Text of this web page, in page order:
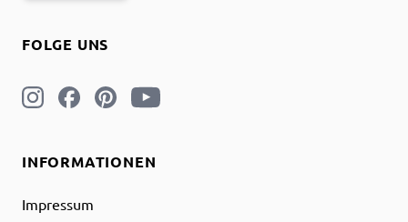
INFORMATIONEN
Impressum
FOLGE UNS